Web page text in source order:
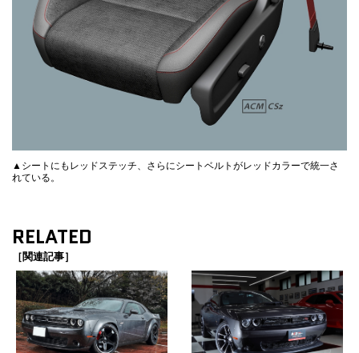
▲シートにもレッドステッチ、さらにシートベルトがレッドカラーで統一さ
れている。
RELATED
［関連記事］